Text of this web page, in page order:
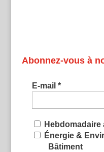
Abonnez-vous à
E-mail *
Hebdomadaire
Énergie &
Bâtiment